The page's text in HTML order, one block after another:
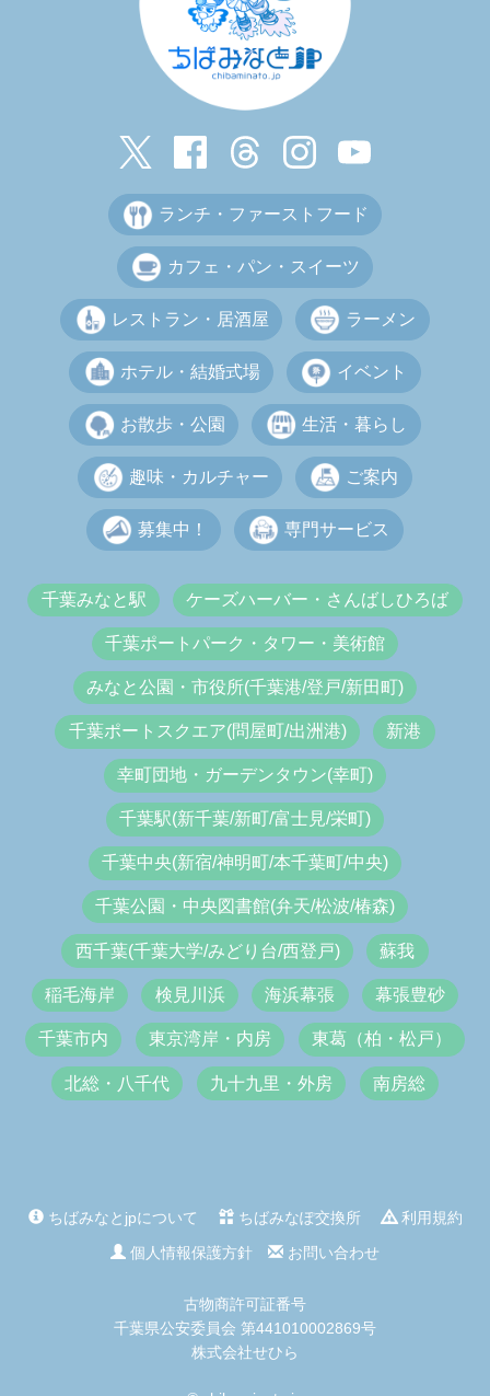
ランチ・ファーストフード
カフェ・パン・スイーツ
レストラン・居酒屋 ラーメン
ホテル・結婚式場 イベント
お散歩・公園 生活・暮らし
趣味・カルチャー ご案内
募集中！ 専門サービス
千葉みなと駅 ケーズハーバー・さんばしひろば
千葉ポートパーク・タワー・美術館
みなと公園・市役所(千葉港/登戸/新田町)
千葉ポートスクエア(問屋町/出洲港) 新港
幸町団地・ガーデンタウン(幸町)
千葉駅(新千葉/新町/富士見/栄町)
千葉中央(新宿/神明町/本千葉町/中央)
千葉公園・中央図書館(弁天/松波/椿森)
西千葉(千葉大学/みどり台/西登戸) 蘇我
稲毛海岸 検見川浜 海浜幕張 幕張豊砂
千葉市内 東京湾岸・内房 東葛（柏・松戸）
北総・八千代 九十九里・外房 南房総
ちばみなとjpについて ちばみなぽ交換所
利用規約
個人情報保護方針
お問い合わせ
古物商許可証番号
千葉県公安委員会 第441010002869号
株式会社せひら